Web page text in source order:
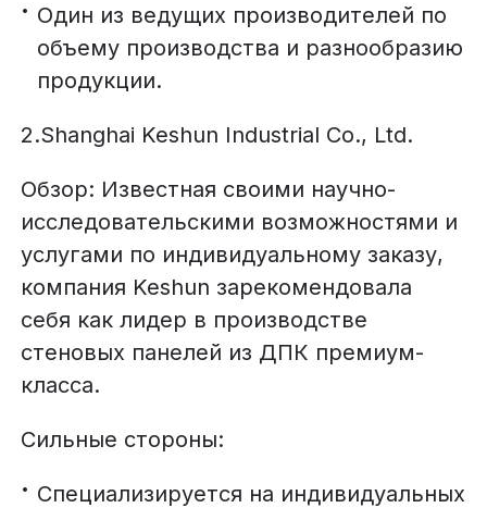
Один из ведущих производителей по
объему производства и разнообразию
продукции.
2.Shanghai Keshun Industrial Co., Ltd.
Обзор: Известная своими научно-
исследовательскими возможностями и
услугами по индивидуальному заказу,
компания Keshun зарекомендовала
себя как лидер в производстве
стеновых панелей из ДПК премиум-
класса.
Сильные стороны:
Специализируется на индивидуальных